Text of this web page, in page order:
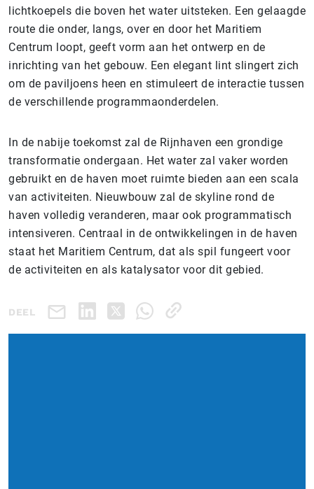
lichtkoepels die boven het water uitsteken. Een gelaagde
route die onder, langs, over en door het Maritiem
Centrum loopt, geeft vorm aan het ontwerp en de
inrichting van het gebouw. Een elegant lint slingert zich
om de paviljoens heen en stimuleert de interactie tussen
de verschillende programmaonderdelen.
In de nabije toekomst zal de Rijnhaven een grondige
transformatie ondergaan. Het water zal vaker worden
gebruikt en de haven moet ruimte bieden aan een scala
van activiteiten. Nieuwbouw zal de skyline rond de
haven volledig veranderen, maar ook programmatisch
intensiveren. Centraal in de ontwikkelingen in de haven
staat het Maritiem Centrum, dat als spil fungeert voor
de activiteiten en als katalysator voor dit gebied.
DEEL